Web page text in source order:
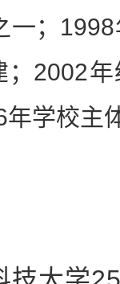
一；
；2002
学校主